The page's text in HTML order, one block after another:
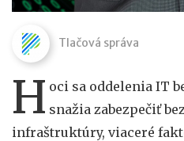
Tlačová správa
H oci sa oddelenia IT
snažia zabezpečiť
infraštruktúry, viaceré